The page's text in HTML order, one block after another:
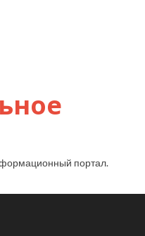
портал.